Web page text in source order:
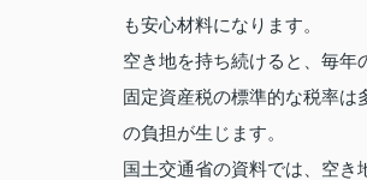
も安心材料になります。
空き地を持ち続けると、毎年
固定資産税の標準的な税率は
の負担が生じます。
国土交通省の資料では、空